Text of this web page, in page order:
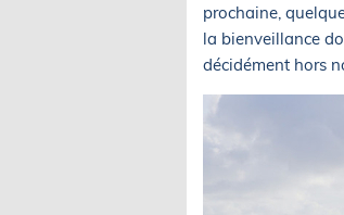
prochaine,
la bienveillance
décidément hors